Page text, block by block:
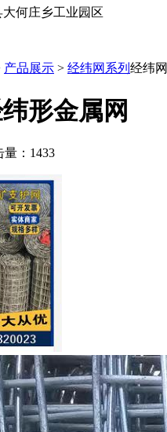
何庄乡工业园区
产品展示 > 经纬网系列 经纬
形金属网
： 1433